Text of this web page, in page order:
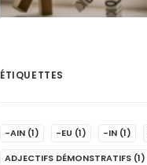
ÉTIQUETTES
-AIN (1) -EU (1) -IN (1)
ADJECTIFS DÉMONSTRATIFS (1)